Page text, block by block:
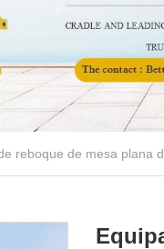
reboque de mesa plana